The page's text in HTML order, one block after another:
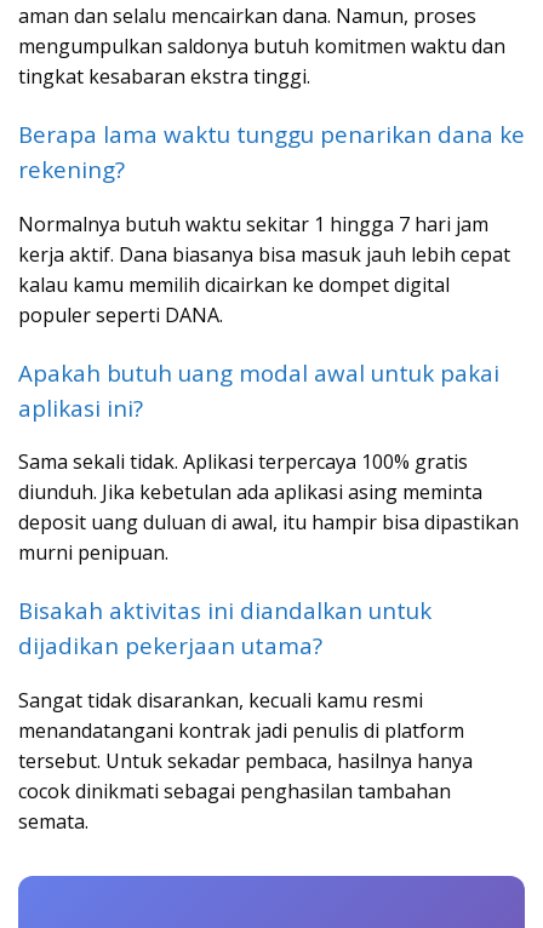
aman dan selalu mencairkan dana. Namun, proses
mengumpulkan saldonya butuh komitmen waktu dan
tingkat kesabaran ekstra tinggi.
Berapa lama waktu tunggu penarikan dana ke
rekening?
Normalnya butuh waktu sekitar 1 hingga 7 hari jam
kerja aktif. Dana biasanya bisa masuk jauh lebih cepat
kalau kamu memilih dicairkan ke dompet digital
populer seperti DANA.
Apakah butuh uang modal awal untuk pakai
aplikasi ini?
Sama sekali tidak. Aplikasi terpercaya 100% gratis
diunduh. Jika kebetulan ada aplikasi asing meminta
deposit uang duluan di awal, itu hampir bisa dipastikan
murni penipuan.
Bisakah aktivitas ini diandalkan untuk
dijadikan pekerjaan utama?
Sangat tidak disarankan, kecuali kamu resmi
menandatangani kontrak jadi penulis di platform
tersebut. Untuk sekadar pembaca, hasilnya hanya
cocok dinikmati sebagai penghasilan tambahan
semata.